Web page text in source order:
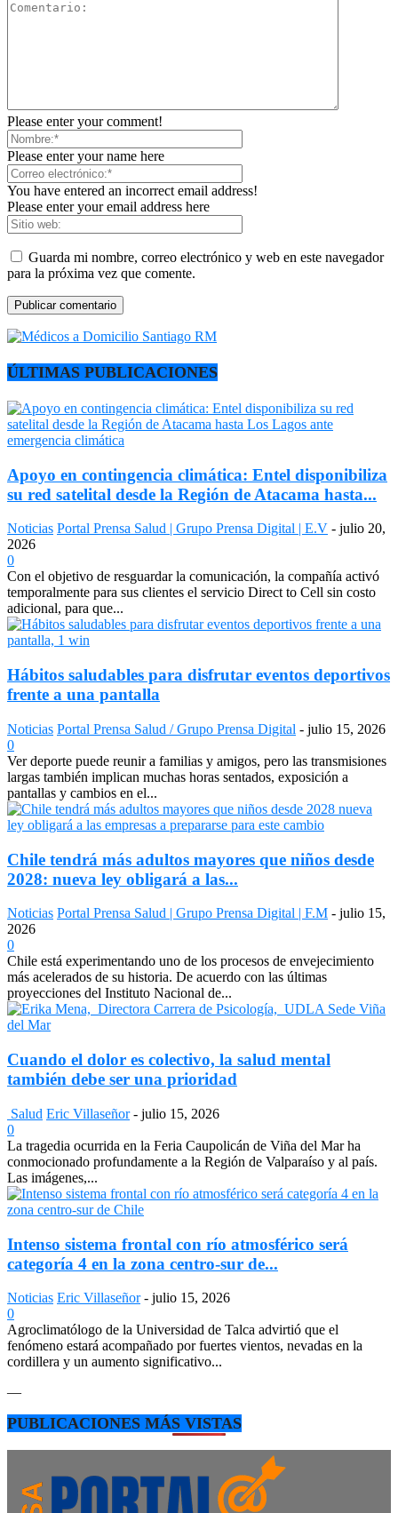
Please enter your comment!
Please enter your name here
You have entered an incorrect email address!
Please enter your email address here
Guarda mi nombre, correo electrónico y web en este navegador
para la próxima vez que comente.
ÚLTIMAS PUBLICACIONES
Apoyo en contingencia climática: Entel disponibiliza
su red satelital desde la Región de Atacama hasta...
Noticias Portal Prensa Salud | Grupo Prensa Digital | E.V - julio 20,
2026
0
Con el objetivo de resguardar la comunicación, la compañía activó
temporalmente para sus clientes el servicio Direct to Cell sin costo
adicional, para que...
Hábitos saludables para disfrutar eventos deportivos
frente a una pantalla
Noticias Portal Prensa Salud / Grupo Prensa Digital - julio 15, 2026
0
Ver deporte puede reunir a familias y amigos, pero las transmisiones
largas también implican muchas horas sentados, exposición a
pantallas y cambios en el...
Chile tendrá más adultos mayores que niños desde
2028: nueva ley obligará a las...
Noticias Portal Prensa Salud | Grupo Prensa Digital | F.M - julio 15,
2026
0
Chile está experimentando uno de los procesos de envejecimiento
más acelerados de su historia. De acuerdo con las últimas
proyecciones del Instituto Nacional de...
Cuando el dolor es colectivo, la salud mental
también debe ser una prioridad
Salud Eric Villaseñor - julio 15, 2026
0
La tragedia ocurrida en la Feria Caupolicán de Viña del Mar ha
conmocionado profundamente a la Región de Valparaíso y al país.
Las imágenes,...
Intenso sistema frontal con río atmosférico será
categoría 4 en la zona centro-sur de...
Noticias Eric Villaseñor - julio 15, 2026
0
Agroclimatólogo de la Universidad de Talca advirtió que el
fenómeno estará acompañado por fuertes vientos, nevadas en la
cordillera y un aumento significativo...
—
PUBLICACIONES MÁS VISTAS